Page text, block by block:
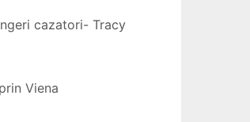
cazatori- Tracy
Viena